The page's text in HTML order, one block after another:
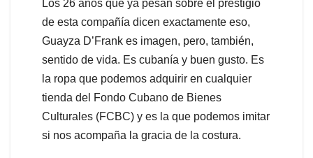
Los 26 años que ya pesan sobre el prestigio
de esta compañía dicen exactamente eso,
Guayza D’Frank es imagen, pero, también,
sentido de vida. Es cubanía y buen gusto. Es
la ropa que podemos adquirir en cualquier
tienda del Fondo Cubano de Bienes
Culturales (FCBC) y es la que podemos imitar
si nos acompaña la gracia de la costura.